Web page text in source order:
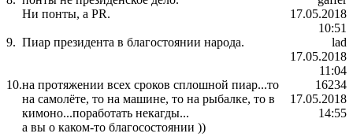
Ни понты, а PR.
17.05.2018
10:51
9. Пиар президента в благостоянии народа.
lad
17.05.2018
11:04
10.на протяжении всех сроков сплошной пиар...то
на самолёте, то на машине, то на рыбалке, то в
кимоно...поработать некагды...
а вы о каком-то благосостоянии ))
16234
17.05.2018
14:55